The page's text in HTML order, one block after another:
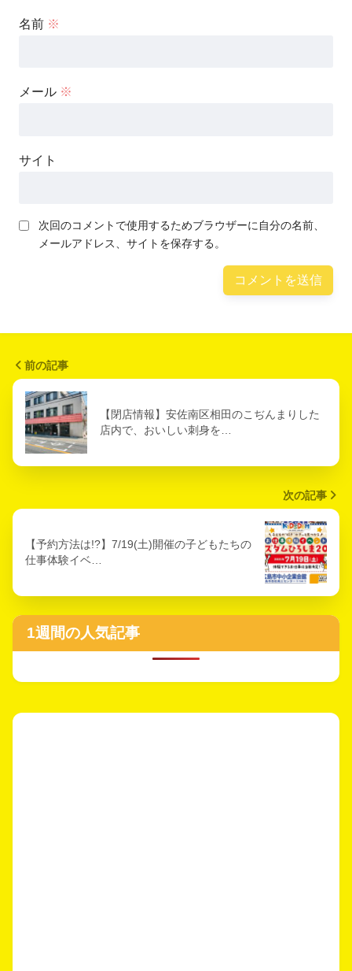
名前 ※
メール ※
サイト
次回のコメントで使用するためブラウザーに自分の名前、
メールアドレス、サイトを保存する。
前の記事
【閉店情報】安佐南区相田のこぢんまりした
店内で、おいしい刺身を…
次の記事
【予約方法は!?】7/19(土)開催の子どもたちの
仕事体験イベ…
1週間の人気記事